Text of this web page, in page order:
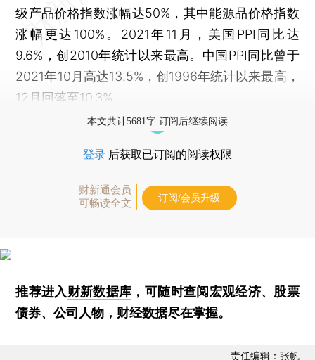
级产品价格指数涨幅达50%，其中能源品价格指数
涨幅更达100%。2021年11月，美国PPI同比达
9.6%，创2010年统计以来最高。中国PPI同比曾于
2021年10月高达13.5%，创1996年统计以来最高，
12月回落至10.3%。
本文共计5681字 订阅后继续阅读
登录 后获取已订阅的阅读权限
财新通会员
可畅读全文
订阅/会员升级
推荐进入财新数据库 ，可随时查阅宏观经济、股票
债券、公司人物，财经数据尽在掌握。
责任编辑：张帆